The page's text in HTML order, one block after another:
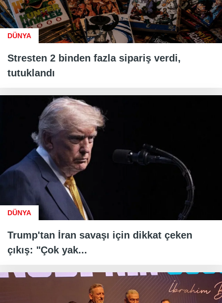
DÜNYA
Stresten 2 binden fazla sipariş verdi,
tutuklandı
DÜNYA
Trump'tan İran savaşı için dikkat çeken
çıkış: "Çok yak...